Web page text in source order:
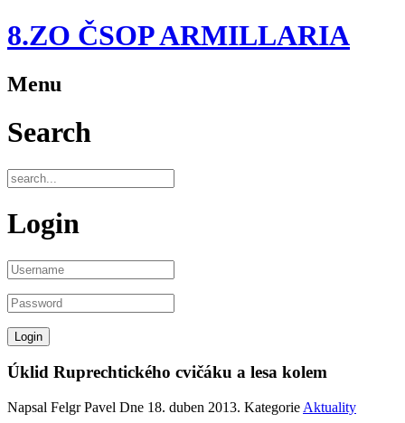
8.ZO ČSOP ARMILLARIA
Menu
Search
Login
Úklid Ruprechtického cvičáku a lesa kolem
Napsal Felgr Pavel Dne 18. duben 2013. Kategorie Aktuality